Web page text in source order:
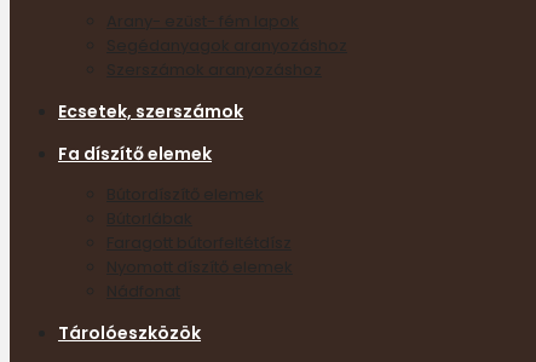
Arany- ezüst- fém lapok
Segédanyagok aranyozáshoz
Szerszámok aranyozáshoz
Ecsetek, szerszámok
Fa díszítő elemek
Bútordíszítő elemek
Bútorlábak
Faragott bútorfeltétdísz
Nyomott díszítő elemek
Tárolóeszközök